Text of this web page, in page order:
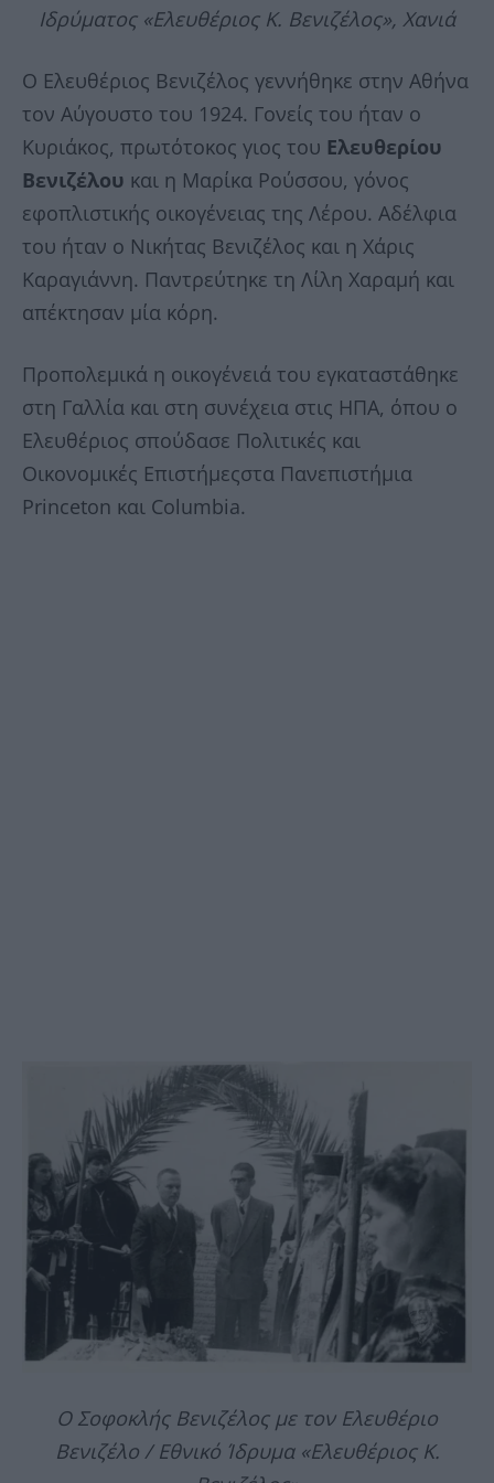
Ιδρύματος «Ελευθέριος Κ. Βενιζέλος», Χανιά
Ο Ελευθέριος Βενιζέλος γεννήθηκε στην Αθήνα
τον Αύγουστο του 1924. Γονείς του ήταν ο
Κυριάκος, πρωτότοκος γιος του Ελευθερίου
Βενιζέλου και η Μαρίκα Ρούσσου, γόνος
εφοπλιστικής οικογένειας της Λέρου. Αδέλφια
του ήταν ο Νικήτας Βενιζέλος και η Χάρις
Καραγιάννη. Παντρεύτηκε τη Λίλη Χαραμή και
απέκτησαν μία κόρη.
Προπολεμικά η οικογένειά του εγκαταστάθηκε
στη Γαλλία και στη συνέχεια στις ΗΠΑ, όπου ο
Ελευθέριος σπούδασε Πολιτικές και
Οικονομικές Επιστήμεςστα Πανεπιστήμια
Princeton και Columbia.
Ο Σοφοκλής Βενιζέλος με τον Ελευθέριο
Βενιζέλο / Εθνικό Ίδρυμα «Ελευθέριος Κ.